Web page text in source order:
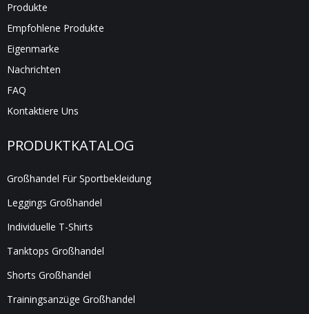
Produkte
Empfohlene Produkte
Eigenmarke
Nachrichten
FAQ
Kontaktiere Uns
PRODUKTKATALOG
Großhandel Für Sportbekleidung
Leggings Großhandel
Individuelle T-Shirts
Tanktops Großhandel
Shorts Großhandel
Trainingsanzüge Großhandel